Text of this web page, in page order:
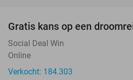
Gratis kans op een
Social Deal Win
Online
Verkocht: 184.303